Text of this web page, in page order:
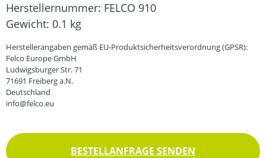
Herstellernummer: FELCO 910
Gewicht: 0.1 kg
Herstellerangaben gemäß EU-Produktsicherheitsverordnung (GPSR):
Felco Europe GmbH
Ludwigsburger Str. 71
71691 Freiberg a.N.
Deutschland
info@felco.eu
BESTELLANFRAGE SENDEN